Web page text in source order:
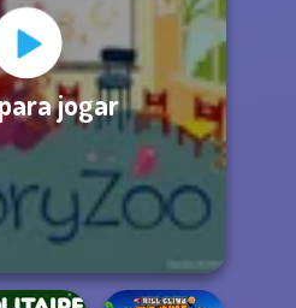
jogar